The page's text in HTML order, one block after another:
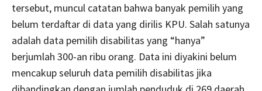
tersebut, muncul catatan bahwa banyak pemilih yang
belum terdaftar di data yang dirilis KPU. Salah satunya
adalah data pemilih disabilitas yang “hanya”
berjumlah 300-an ribu orang. Data ini diyakini belum
mencakup seluruh data pemilih disabilitas jika